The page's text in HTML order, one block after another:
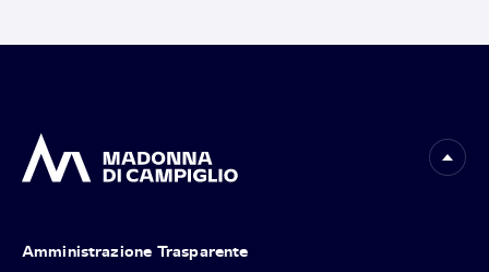
Amministrazione Trasparente